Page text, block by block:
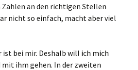
an den richtigen Stellen
nicht so einfach, macht aber viel
bei mir. Deshalb will ich mich
ihm gehen. In der zweiten